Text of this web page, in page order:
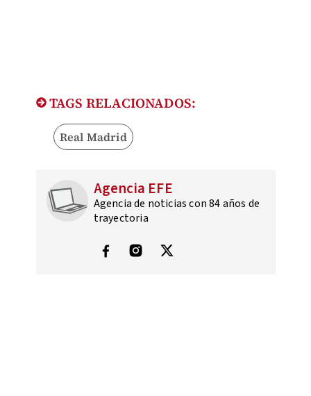
TAGS RELACIONADOS:
Real Madrid
Agencia EFE
Agencia de noticias con 84 años de
trayectoria